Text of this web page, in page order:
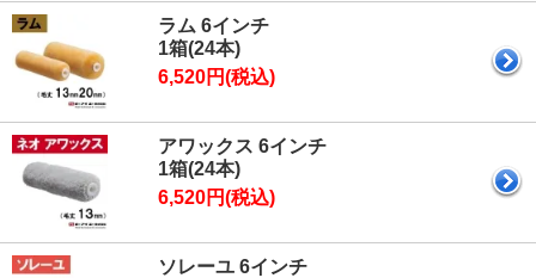
ラム 6インチ
1箱(24本)
6,520円(税込)
アワックス 6インチ
1箱(24本)
6,520円(税込)
ソレーユ 6インチ